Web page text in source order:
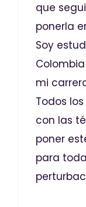
que
ponerla
Soy
mi
Todos
con las
poner
para